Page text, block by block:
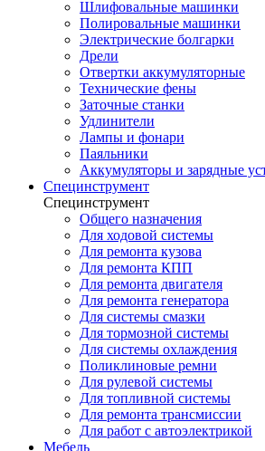
Шлифовальные машинки
Полировальные машинки
Электрические болгарки
Дрели
Отвертки аккумуляторные
Технические фены
Заточные станки
Удлинители
Лампы и фонари
Паяльники
Аккумуляторы и зарядные
Специнструмент
Специнструмент
Общего назначения
Для ходовой системы
Для ремонта кузова
Для ремонта КПП
Для ремонта двигателя
Для ремонта генератора
Для системы смазки
Для тормозной системы
Для системы охлаждения
Поликлиновые ремни
Для рулевой системы
Для топливной системы
Для ремонта трансмиссии
Для работ с автоэлектрикой
Мебель